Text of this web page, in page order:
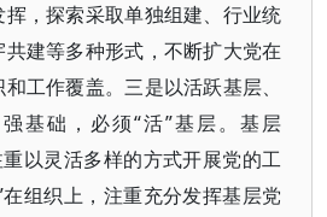
，探索采取单独组建、行业统
建等多种形式，不断扩大党在
工作覆盖。三是以活跃基层、
基础，必须“活”基层。基层
以灵活多样的方式开展党的工
组织上，注重充分发挥基层党